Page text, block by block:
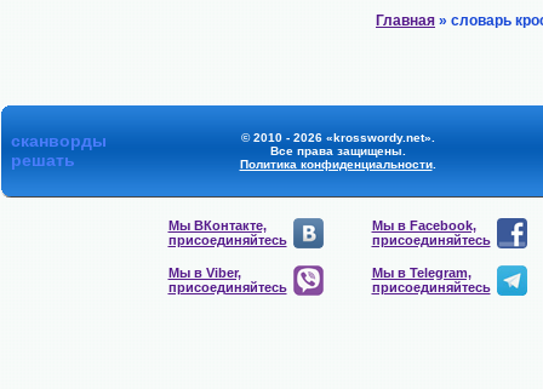
Главная » словарь
сканворды
решать
© 2010 - 2026 «krosswordy.net».
Все права защищены.
Политика конфиденциальности.
Мы ВКонтакте,
присоединяйтесь
Мы в Facebook,
присоединяйтесь
Мы в Viber,
присоединяйтесь
Мы в Telegram,
присоединяйтесь